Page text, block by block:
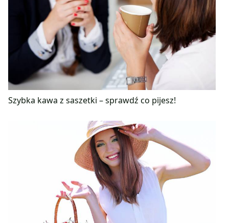
Szybka kawa z saszetki – sprawdź co pijesz!